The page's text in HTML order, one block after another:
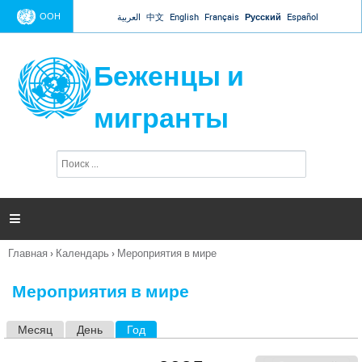
Jump to navigation
ООН العربية 中文 English Français Русский Español
Беженцы и
мигранты
п
и

Вы
Главная › Календарь › Мероприятия в мире
Мероприятия в мире
Месяц День Год